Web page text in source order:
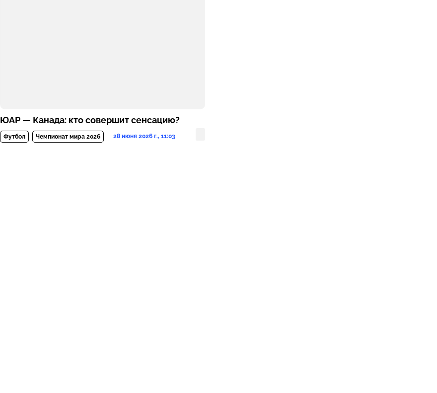
ЮАР — Канада: кто совершит сенсацию?
Футбол Чемпионат мира 2026 28 июня 2026 г., 11:03